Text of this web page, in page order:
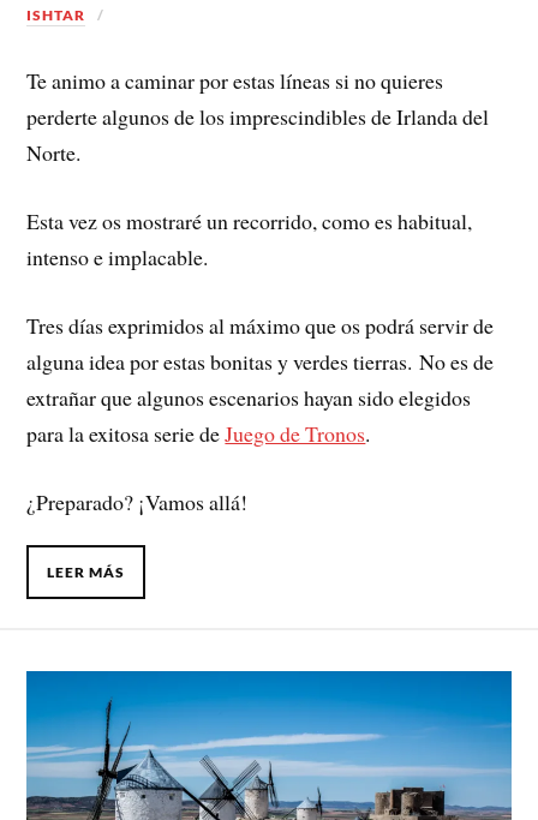
ISHTAR
Te animo a caminar por estas líneas si no quieres
perderte algunos de los imprescindibles de Irlanda del
Norte.
Esta vez os mostraré un recorrido, como es habitual,
intenso e implacable.
Tres días exprimidos al máximo que os podrá servir de
alguna idea por estas bonitas y verdes tierras. No es de
extrañar que algunos escenarios hayan sido elegidos
para la exitosa serie deJuego de Tronos.
¿Preparado? ¡Vamos allá!
LEER MÁS